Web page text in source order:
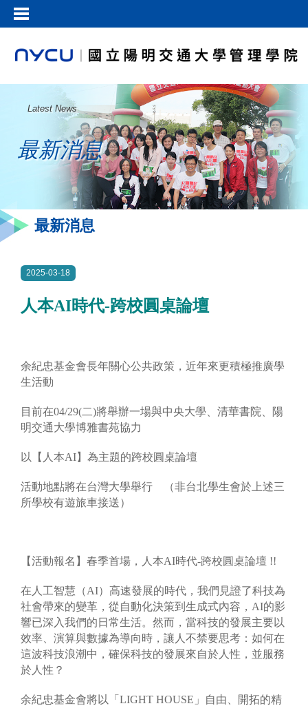
Latest News
最新消息
最新消息
2025-03-18
人本AI時代-跨校圓桌論壇
余紀忠基金會長年關心公共政策，近年來更積極推廣學
生活動
目前在04/29(二)將舉辦一場與中央大學、清華書院、陽
明交通大學博雅書苑協力
以【人本AI】為主題的跨校圓桌論壇
活動地點將在台灣大學舉行 （非台北學生會於上述三
所學校有遊旅車接送）
【活動報名】春季首場，人本AI時代-跨校圓桌論壇 !!
在人工智慧（AI）高速發展的時代，我們見證了科技為
社會帶來的變革，從自動化決策到生成式內容，AI的影
響已深入我們的日常生活。然而，當科技的發展主要以
效率、演算與數據為導向時，讓人不禁要思考：如何在
這波科技浪潮中，確保科技的發展來自於人性，並服務
於人性？
余紀忠基金會將以「LIGHT HOUSE」自由、開拓的精